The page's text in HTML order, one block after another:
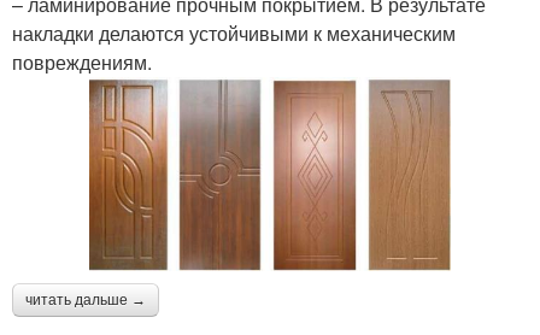
накладки делаются устойчивыми к механическим
повреждениям.
читать дальше →